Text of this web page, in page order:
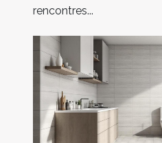
rencontres...